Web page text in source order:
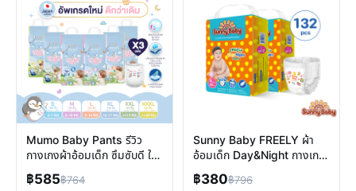
Mumo Baby Pants รีวิว
กางเกงผ้าอ้อมเด็ก ซึมซับดี ใส่
สบาย ไม่ระคายเคือง
฿585฿764
Sunny Baby FREELY ผ้า
อ้อมเด็ก Day&Night กางเกง
ซึมซับ 12 ชม. แห้งสบาย รีวิว
฿380฿796